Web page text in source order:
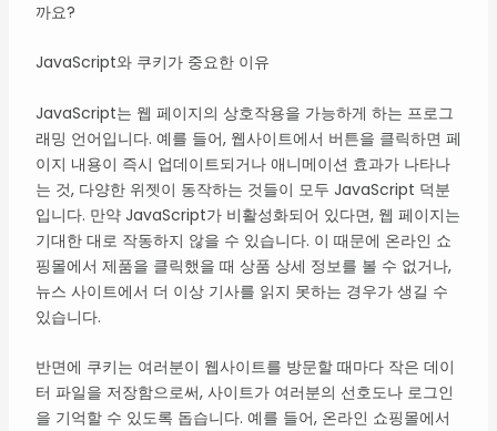
까요?
JavaScript와 쿠키가 중요한 이유
JavaScript는 웹 페이지의 상호작용을 가능하게 하는 프로그
래밍 언어입니다. 예를 들어, 웹사이트에서 버튼을 클릭하면 페
이지 내용이 즉시 업데이트되거나 애니메이션 효과가 나타나
는 것, 다양한 위젯이 동작하는 것들이 모두 JavaScript 덕분
입니다. 만약 JavaScript가 비활성화되어 있다면, 웹 페이지는
기대한 대로 작동하지 않을 수 있습니다. 이 때문에 온라인 쇼
핑몰에서 제품을 클릭했을 때 상품 상세 정보를 볼 수 없거나,
뉴스 사이트에서 더 이상 기사를 읽지 못하는 경우가 생길 수
있습니다.
반면에 쿠키는 여러분이 웹사이트를 방문할 때마다 작은 데이
터 파일을 저장함으로써, 사이트가 여러분의 선호도나 로그인
을 기억할 수 있도록 돕습니다. 예를 들어, 온라인 쇼핑몰에서